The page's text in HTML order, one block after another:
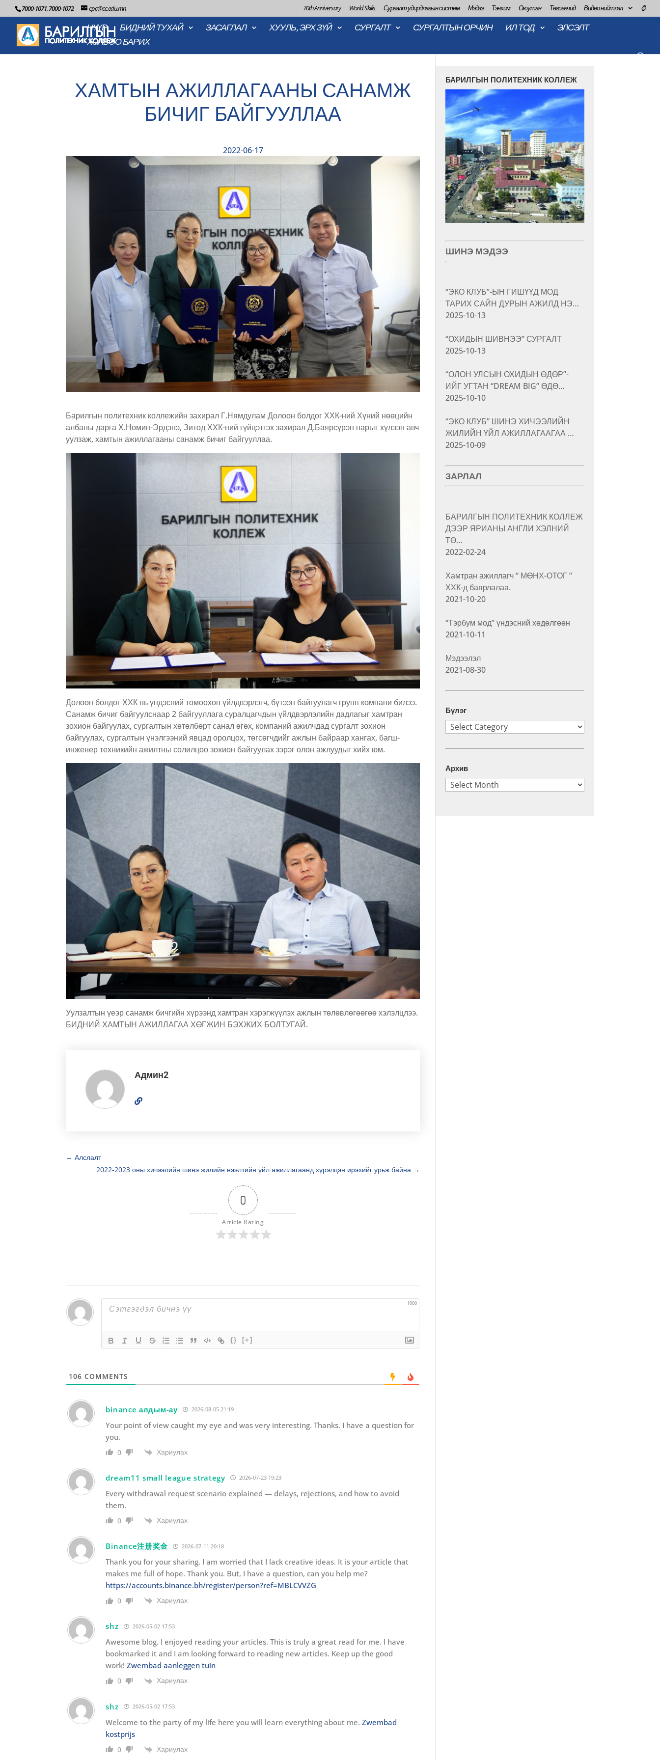
7000-1071, 7000-1072 cpc@cc.edu.mn 70th Anniversary World Skills Сургалт удирдлагын систем Мэдээ Тэнхим Оюутан Төгсөгчид Видео нийтлэл ⌚
НҮҮР БИДНИЙ ТУХАЙ ЗАСАГЛАЛ ХУУЛЬ, ЭРХ ЗҮЙ СУРГАЛТ СУРГАЛТЫН ОРЧИН ИЛ ТОД
ЭЛСЭЛТ
ХОЛБОО БАРИХ
ХАМТЫН АЖИЛЛАГААНЫ САНАМЖ
БИЧИГ БАЙГУУЛЛАА
2022-06-17
Барилгын политехник коллежийн захирал Г.Нямдулам Долоон болдог ХХК-ний Хүний нөөцийн
албаны дарга Х.Номин-Эрдэнэ, Зитод ХХК-ний гүйцэтгэх захирал Д.Баярсүрэн нарыг хүлээн авч
уулзаж, хамтын ажиллагааны санамж бичиг байгууллаа.
Долоон болдог ХХК нь үндэсний томоохон үйлдвэрлэгч, бүтээн байгуулагч групп компани билээ.
Санамж бичиг байгуулснаар 2 байгууллага суралцагчдын үйлдвэрлэлийн дадлагыг хамтран
зохион байгуулах, сургалтын хөтөлбөрт санал өгөх, компаний ажилчдад сургалт зохион
байгуулах, сургалтын үнэлгээний явцад оролцох, төгсөгчдийг ажлын байраар хангах, багш-
инженер техникийн ажилтны солилцоо зохион байгуулах зэрэг олон ажлуудыг хийх юм.
Уулзалтын үеэр санамж бичгийн хүрээнд хамтран хэрэгжүүлэх ажлын төлөвлөгөөгөө хэлэлцлээ.
БИДНИЙ ХАМТЫН АЖИЛЛАГАА ХӨГЖИН БЭХЖИХ БОЛТУГАЙ.
Админ2
← Алслалт
2022-2023 оны хичээлийн шинэ жилийн нээлтийн үйл ажиллагаанд хүрэлцэн ирэхийг урьж байна →
0
Article Rating
1000
{} [+]
106 COMMENTS
binance алдым-ау 2026-08-05 21:19
Your point of view caught my eye and was very interesting. Thanks. I have a question for
you.
0 Хариулах
dream11 small league strategy 2026-07-23 19:23
Every withdrawal request scenario explained — delays, rejections, and how to avoid
them.
0 Хариулах
Binance注册奖金 2026-07-11 20:18
Thank you for your sharing. I am worried that I lack creative ideas. It is your article that
makes me full of hope. Thank you. But, I have a question, can you help me?
https://accounts.binance.bh/register/person?ref=MBLCVVZG
0 Хариулах
shz 2026-05-02 17:53
Awesome blog. I enjoyed reading your articles. This is truly a great read for me. I have
bookmarked it and I am looking forward to reading new articles. Keep up the good
work!Zwembad aanleggen tuin
0 Хариулах
shz 2026-05-02 17:53
Welcome to the party of my life here you will learn everything about me.Zwembad
kostprijs
0 Хариулах
БАРИЛГЫН ПОЛИТЕХНИК КОЛЛЕЖ
ШИНЭ МЭДЭЭ
“ЭКО КЛУБ”-ЫН ГИШҮҮД МОД
ТАРИХ САЙН ДУРЫН АЖИЛД НЭ…
2025-10-13
“ОХИДЫН ШИВНЭЭ” СУРГАЛТ
2025-10-13
“ОЛОН УЛСЫН ОХИДЫН ӨДӨР”-
ИЙГ УГТАН “DREAM BIG” ӨДӨ…
2025-10-10
“ЭКО КЛУБ” ШИНЭ ХИЧЭЭЛИЙН
ЖИЛИЙН ҮЙЛ АЖИЛЛАГААГАА …
2025-10-09
ЗАРЛАЛ
БАРИЛГЫН ПОЛИТЕХНИК КОЛЛЕЖ
ДЭЭР ЯРИАНЫ АНГЛИ ХЭЛНИЙ
ТӨ…
2022-02-24
Хамтран ажиллагч “ МӨНХ-ОТОГ ”
ХХК-д баярлалаа.
2021-10-20
“Тэрбум мод” үндэсний хөдөлгөөн
2021-10-11
Мэдээлэл
2021-08-30
Бүлэг
Бүлэг
Архив
Архив